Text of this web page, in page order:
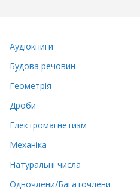
Аудіокниги
Будова речовин
Геометрія
Дроби
Електромагнетизм
Механіка
Натуральні числа
Одночлени/Багаточлени